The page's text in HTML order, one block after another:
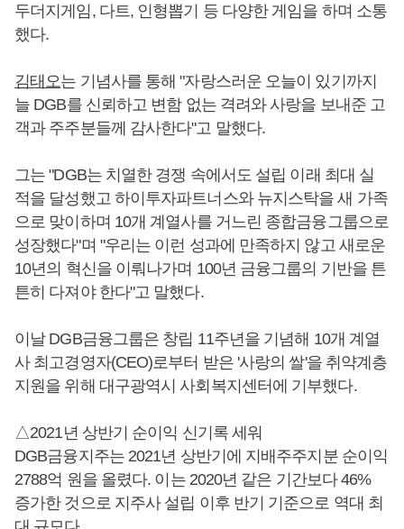
두더지게임, 다트, 인형뽑기 등 다양한 게임을 하며 소통
했다.
김태오는 기념사를 통해 "자랑스러운 오늘이 있기까지
늘 DGB를 신뢰하고 변함 없는 격려와 사랑을 보내준 고
객과 주주분들께 감사한다"고 말했다.
그는 "DGB는 치열한 경쟁 속에서도 설립 이래 최대 실
적을 달성했고 하이투자파트너스와 뉴지스탁을 새 가족
으로 맞이하며 10개 계열사를 거느린 종합금융그룹으로
성장했다"며 "우리는 이런 성과에 만족하지 않고 새로운
10년의 혁신을 이뤄나가며 100년 금융그룹의 기반을 튼
튼히 다져야 한다"고 말했다.
이날 DGB금융그룹은 창립 11주년을 기념해 10개 계열
사 최고경영자(CEO)로부터 받은 '사랑의 쌀'을 취약계층
지원을 위해 대구광역시 사회복지센터에 기부했다.
△2021년 상반기 순이익 신기록 세워
DGB금융지주는 2021년 상반기에 지배주주지분 순이익
2788억 원을 올렸다. 이는 2020년 같은 기간보다 46%
증가한 것으로 지주사 설립 이후 반기 기준으로 역대 최